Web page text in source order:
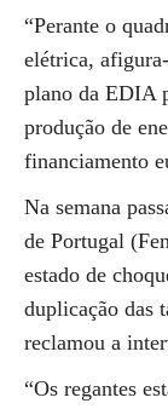
“Perante o
elétrica,
plano da EDIA
produção de
financiamento
Na semana
de Portugal
estado de
duplicação das
reclamou a
“Os regantes